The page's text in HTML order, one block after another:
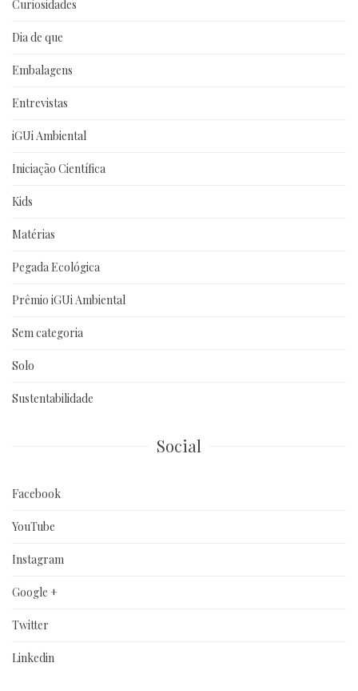
Curiosidades
Dia de que
Embalagens
Entrevistas
iGUi Ambiental
Iniciação Científica
Kids
Matérias
Pegada Ecológica
Prêmio iGUi Ambiental
Sem categoria
Solo
Sustentabilidade
Social
Facebook
YouTube
Instagram
Google +
Twitter
Linkedin